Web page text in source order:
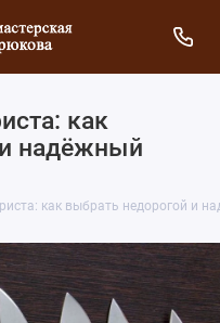
как
надёжный
как выбрать недорогой и